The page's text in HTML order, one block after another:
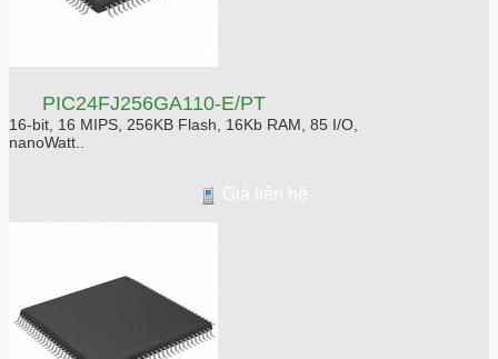
PIC24FJ256GA110-E/PT
16-bit, 16 MIPS, 256KB Flash, 16Kb RAM, 85 I/O,
nanoWatt..
Giá liên hệ